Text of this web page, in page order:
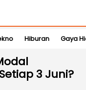
Hiburan Gaya
3 Juni?